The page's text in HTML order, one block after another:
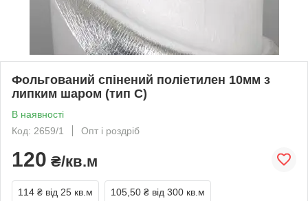
Фольгований спінений поліетилен 10мм з
липким шаром (тип С)
В наявності
Код: 2659/1
Опт і роздріб
120 ₴/кв.м
114 ₴ від 25 кв.м 105,50 ₴ від 300 кв.м